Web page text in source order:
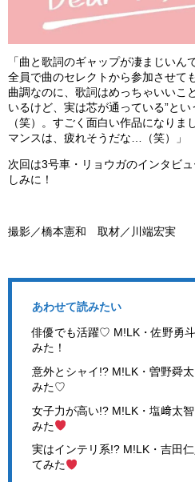
「曲と歌詞のギャップが凄まじいん
全員で曲のセレクトから参加させて
曲調なのに、歌詞はめっちゃいいこ
いるけど、実は芯が通っている”と
（笑）。すごく面白い作品になりま
マンスは、疲れそうだな…（笑）」
次回は3号車・リョウガのインタビ
しみに！
撮影／橋本憲和 取材／川端宏実
あわせて読みたい
俳優でも活躍♡ M!LK・佐野勇
みた！
意外とシャイ!? M!LK・曽野舜
みた♡
女子力が高い!? M!LK・塩﨑太
みた
実はインテリ系!? M!LK・吉田
てみた